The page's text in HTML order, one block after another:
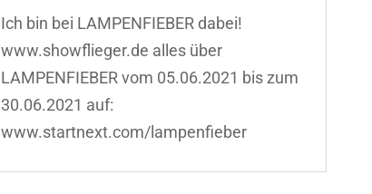
Ich bin bei LAMPENFIEBER dabei!
www.showflieger.de alles über
LAMPENFIEBER vom 05.06.2021 bis zum
30.06.2021 auf:
www.startnext.com/lampenfieber